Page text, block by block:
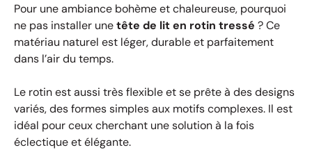
Pour une ambiance bohème et chaleureuse, pourquoi
ne pas installer unetête de lit en rotin tressé ? Ce
matériau naturel est léger, durable et parfaitement
dans l’air du temps.
Le rotin est aussi très flexible et se prête à des designs
variés, des formes simples aux motifs complexes. Il est
idéal pour ceux cherchant une solution à la fois
éclectique et élégante.